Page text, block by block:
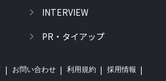
INTERVIEW
PR・タイアップ
お問い合わせ 利用規約 採用情報